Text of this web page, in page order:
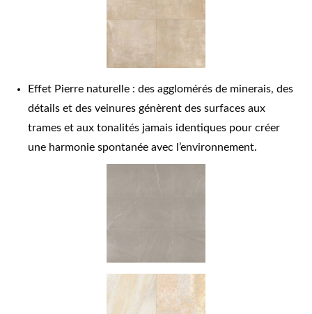
Effet Pierre naturelle : des agglomérés de minerais, des
détails et des veinures génèrent des surfaces aux
trames et aux tonalités jamais identiques pour créer
une harmonie spontanée avec l’environnement.